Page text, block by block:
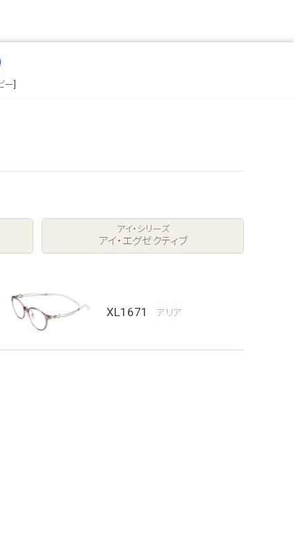
ー]
アイ・シリーズ
アイ・エグゼクティブ
XL1671 アリア